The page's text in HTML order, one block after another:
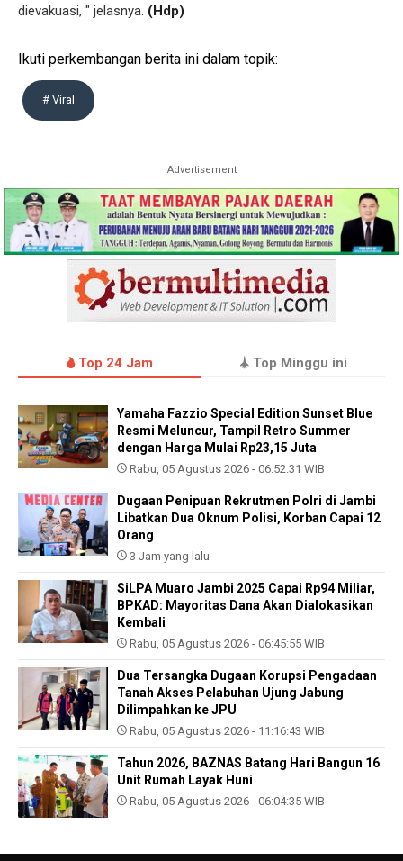
dievakuasi, " jelasnya. (Hdp)
Ikuti perkembangan berita ini dalam topik:
# Viral
Advertisement
Top 24 Jam Top Minggu ini
Yamaha Fazzio Special Edition Sunset Blue
Resmi Meluncur, Tampil Retro Summer
dengan Harga Mulai Rp23,15 Juta
Rabu, 05 Agustus 2026 - 06:52:31 WIB
Dugaan Penipuan Rekrutmen Polri di Jambi
Libatkan Dua Oknum Polisi, Korban Capai 12
Orang
3 Jam yang lalu
SiLPA Muaro Jambi 2025 Capai Rp94 Miliar,
BPKAD: Mayoritas Dana Akan Dialokasikan
Kembali
Rabu, 05 Agustus 2026 - 06:45:55 WIB
Dua Tersangka Dugaan Korupsi Pengadaan
Tanah Akses Pelabuhan Ujung Jabung
Dilimpahkan ke JPU
Rabu, 05 Agustus 2026 - 11:16:43 WIB
Tahun 2026, BAZNAS Batang Hari Bangun 16
Unit Rumah Layak Huni
Rabu, 05 Agustus 2026 - 06:04:35 WIB